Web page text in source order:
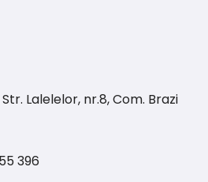
Lalelelor, nr.8, Com. Brazi
396